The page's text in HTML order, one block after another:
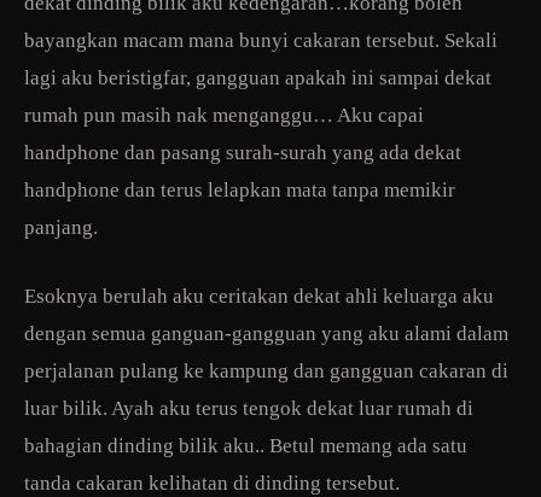
bayangkan macam mana bunyi cakaran tersebut. Sekali
lagi aku beristigfar, gangguan apakah ini sampai dekat
rumah pun masih nak menganggu… Aku capai
handphone dan pasang surah-surah yang ada dekat
handphone dan terus lelapkan mata tanpa memikir
panjang.
Esoknya berulah aku ceritakan dekat ahli keluarga aku
dengan semua ganguan-gangguan yang aku alami dalam
perjalanan pulang ke kampung dan gangguan cakaran di
luar bilik. Ayah aku terus tengok dekat luar rumah di
bahagian dinding bilik aku.. Betul memang ada satu
tanda cakaran kelihatan di dinding tersebut.